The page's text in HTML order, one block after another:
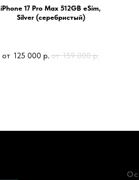
iPhone 17 Pro Max 512GB eSim,
Silver (серебристый)
125 000 р. 159 000 р.